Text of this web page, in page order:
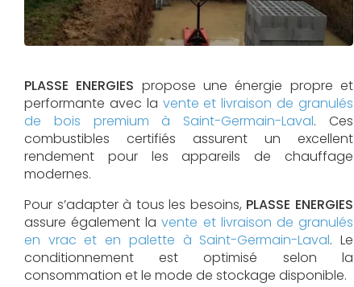
PLASSE ENERGIES propose une énergie propre et
performante avec la vente et livraison de granulés
de bois premium à Saint-Germain-Laval. Ces
combustibles certifiés assurent un excellent
rendement pour les appareils de chauffage
modernes.
Pour s’adapter à tous les besoins, PLASSE ENERGIES
assure également lavente et livraison de granulés
en vrac et en palette à Saint-Germain-Laval. Le
conditionnement est optimisé selon la
consommation et le mode de stockage disponible.